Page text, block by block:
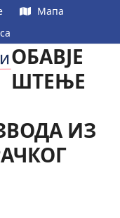
Мапа
ОБАВЈЕ
ШТЕЊЕ
ИЗ